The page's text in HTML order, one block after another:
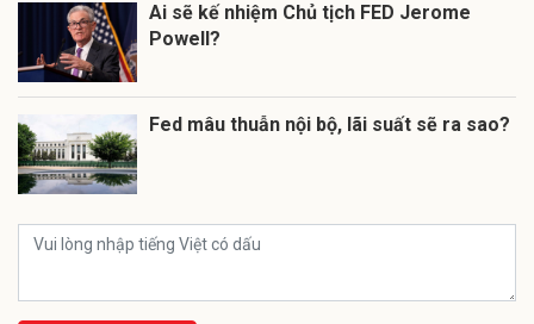
Ai sẽ kế nhiệm Chủ tịch FED Jerome
Powell?
Fed mâu thuẫn nội bộ, lãi suất sẽ ra sao?